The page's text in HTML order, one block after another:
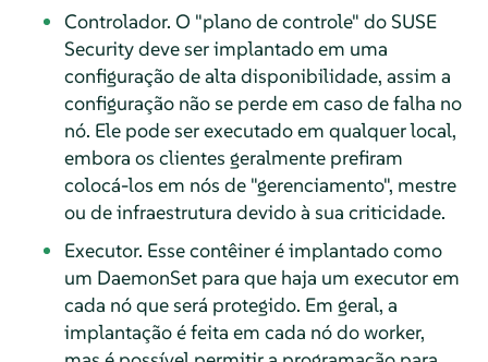
Controlador. O "plano de controle" do SUSE
Security deve ser implantado em uma
configuração de alta disponibilidade, assim a
configuração não se perde em caso de falha no
nó. Ele pode ser executado em qualquer local,
embora os clientes geralmente prefiram
colocá-los em nós de "gerenciamento", mestre
ou de infraestrutura devido à sua criticidade.
Executor. Esse contêiner é implantado como
um DaemonSet para que haja um executor em
cada nó que será protegido. Em geral, a
implantação é feita em cada nó do worker,